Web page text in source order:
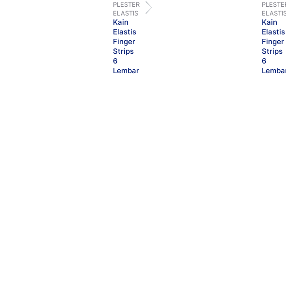
PLESTER
ELASTIS
Kain
Elastis
Finger
Strips
6
Lembar
Kain
Elastis
Finger
Strips
6